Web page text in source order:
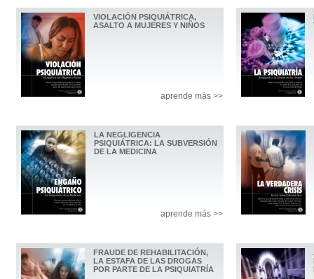
VIOLACIÓN PSIQUIÁTRICA,
ASALTO A MUJERES Y NIÑOS
aprende más >>
LA NEGLIGENCIA
PSIQUIÁTRICA: LA SUBVERSIÓN
DE LA MEDICINA
aprende más >>
FRAUDE DE REHABILITACIÓN,
LA ESTAFA DE LAS DROGAS
POR PARTE DE LA PSIQUIATRÍA